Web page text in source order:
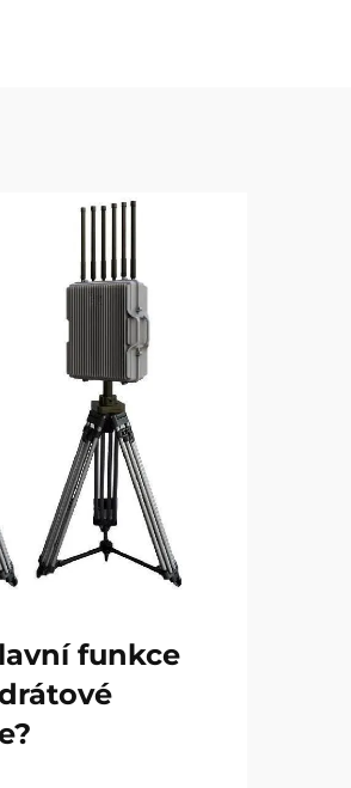
funkce